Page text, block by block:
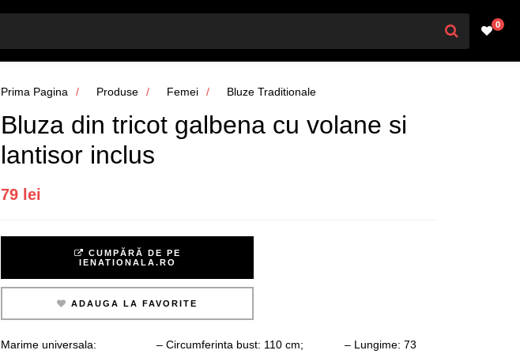
0
Prima Pagina Produse Femei Bluze Traditionale
Bluza din tricot galbena cu volane si
lantisor inclus
79 lei
CUMPĂRĂ DE PE
IENATIONALA.RO
ADAUGA LA FAVORITE
Marime universala: – Circumferinta bust: 110 cm; – Lungime: 73